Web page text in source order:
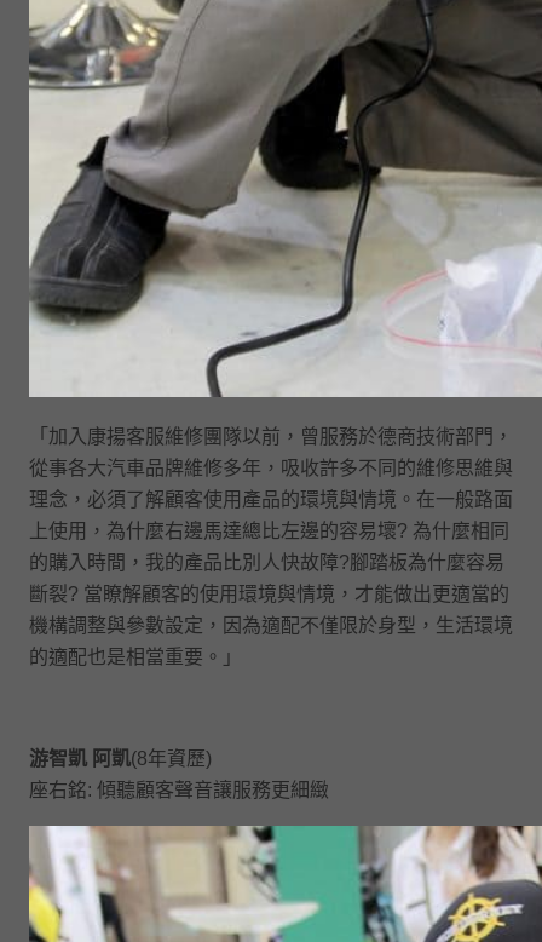
「加入康揚客服維修團隊以前，曾服務於德商技術部門，
從事各大汽車品牌維修多年，吸收許多不同的維修思維與
理念，必須了解顧客使用產品的環境與情境。在一般路面
上使用，為什麼右邊馬達總比左邊的容易壞? 為什麼相同
的購入時間，我的產品比別人快故障?腳踏板為什麼容易
斷裂? 當瞭解顧客的使用環境與情境，才能做出更適當的
機構調整與參數設定，因為適配不僅限於身型，生活環境
的適配也是相當重要。」
游智凱 阿凱(8年資歷)
座右銘: 傾聽顧客聲音讓服務更細緻